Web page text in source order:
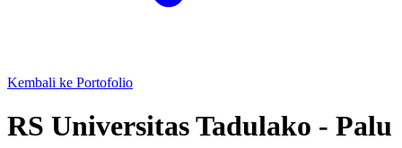
Kembali ke Portofolio
RS Universitas Tadulako - Palu